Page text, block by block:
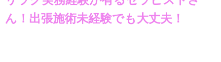
ん！出張施術未経験でも大丈夫！